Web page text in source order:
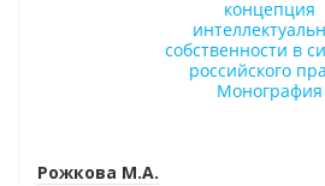
Рожкова М.А.